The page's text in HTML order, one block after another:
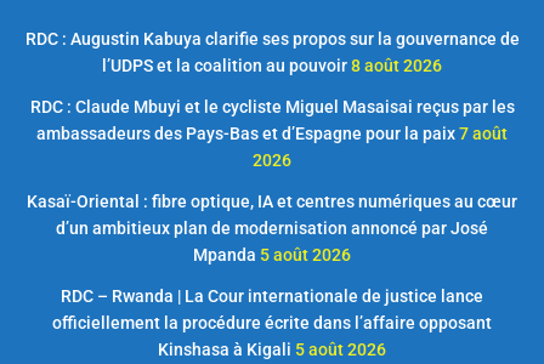
RDC : Augustin Kabuya clarifie ses propos sur la gouvernance de
l’UDPS et la coalition au pouvoir8 août 2026
RDC : Claude Mbuyi et le cycliste Miguel Masaisai reçus par les
ambassadeurs des Pays-Bas et d’Espagne pour la paix7 août
2026
Kasaï-Oriental : fibre optique, IA et centres numériques au cœur
d’un ambitieux plan de modernisation annoncé par José
Mpanda 5 août 2026
RDC – Rwanda | La Cour internationale de justice lance
officiellement la procédure écrite dans l’affaire opposant
Kinshasa à Kigali 5 août 2026